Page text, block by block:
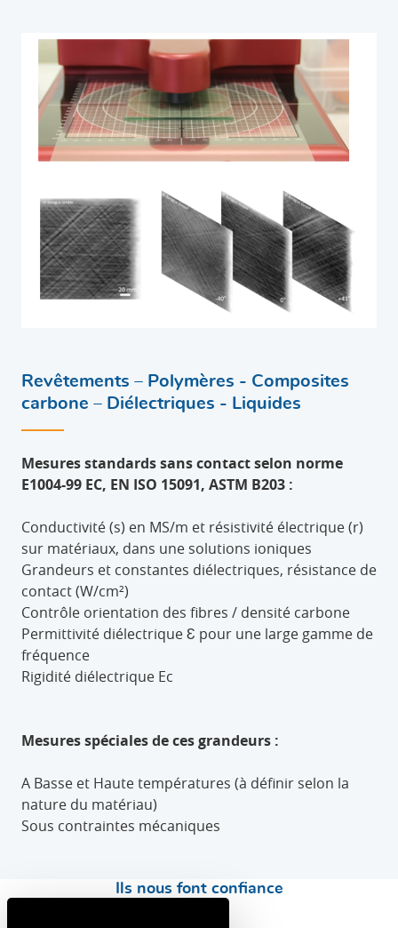
Revêtements – Polymères - Composites
carbone – Diélectriques - Liquides
Mesures standards sans contact selon norme
E1004-99 EC, EN ISO 15091, ASTM B203 :
Conductivité (s) en MS/m et résistivité électrique (r)
sur matériaux, dans une solutions ioniques
Grandeurs et constantes diélectriques, résistance de
contact (W/cm²)
Contrôle orientation des fibres / densité carbone
Permittivité diélectrique Ɛ pour une large gamme de
fréquence
Rigidité diélectrique Ec
Mesures spéciales de ces grandeurs :
A Basse et Haute températures (à définir selon la
nature du matériau)
Sous contraintes mécaniques
Ils nous font confiance